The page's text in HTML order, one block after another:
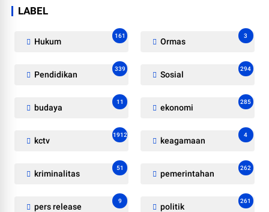
LABEL
Hukum
161
Ormas
3
Pendidikan
339
Sosial
294
budaya
11
ekonomi
285
kctv
1912
keagamaan
4
kriminalitas
51
pemerintahan
262
pers release
9
politik
261